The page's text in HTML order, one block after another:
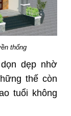
thống
dẹp nhờ
thế còn
tuổi không